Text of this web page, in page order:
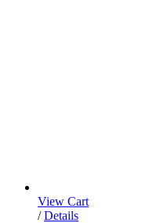
View Cart
/ Details